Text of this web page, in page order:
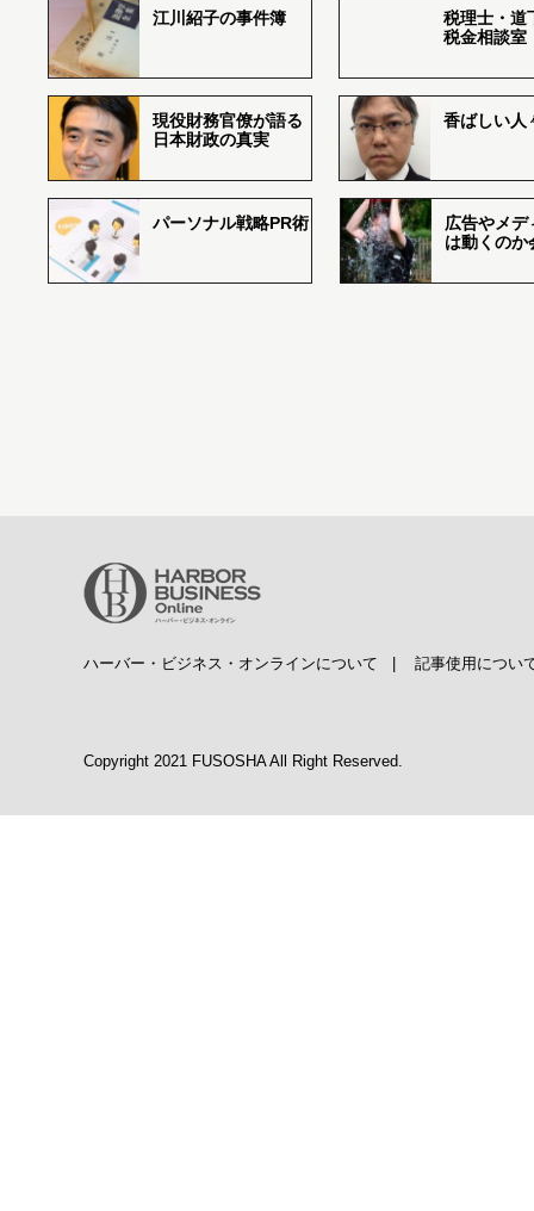
江川紹子の事件簿
税理士・道
税金相談室
現役財務官僚が語る
日本財政の真実
香ばしい
パーソナル戦略PR術
広告やメデ
は動くのか
ハーバー・ビジネス・オンラインについて 記事使用につい
Copyright 2021 FUSOSHA All Right Reserved.